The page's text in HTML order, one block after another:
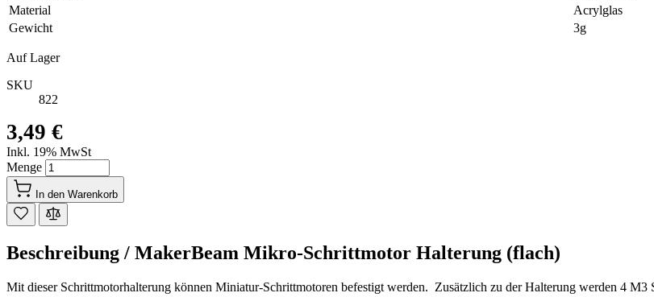
Material
Acrylglas
Gewicht
3g
Auf Lager
SKU
822
3,49 €
Inkl. 19% MwSt
Menge
In den Warenkorb
Beschreibung / MakerBeam Mikro-Schrittmotor Halterung (flach)
Mit dieser Schrittmotorhalterung können Miniatur-Schrittmotoren befestigt werden. Zusätzlich zu der Halterung werden 4 M3